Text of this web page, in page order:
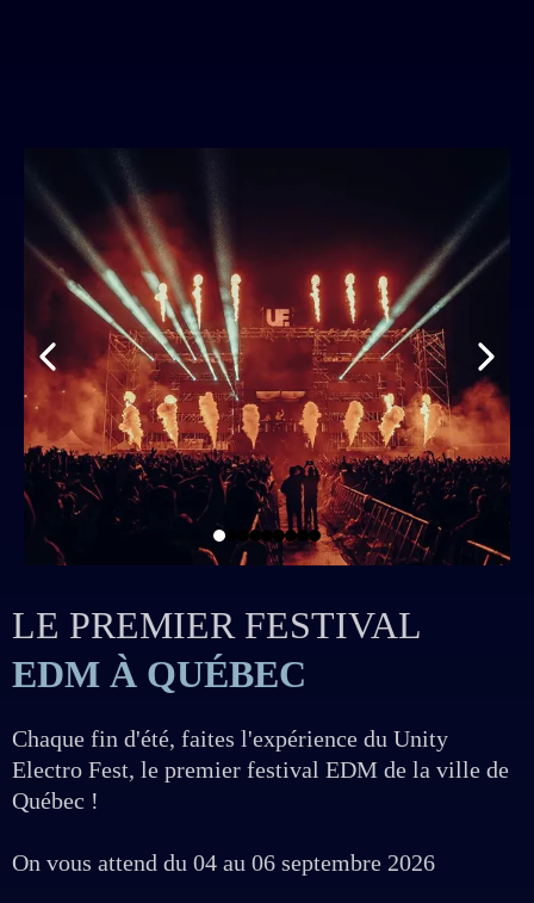
LE PREMIER FESTIVAL
EDM À QUÉBEC
Chaque fin d'été, faites l'expérience du Unity
Electro Fest, le premier festival EDM de la ville de
Québec !
On vous attend du 04 au 06 septembre 2026